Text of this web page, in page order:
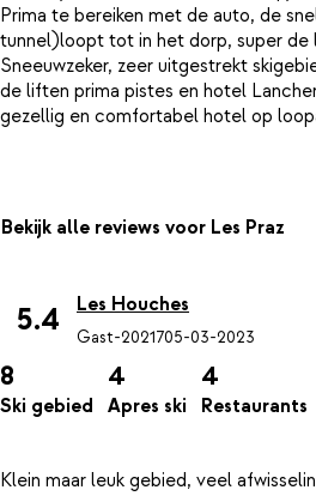
Prima te bereiken met de auto, de
tunnel)loopt tot in het dorp, super de
Sneeuwzeker, zeer uitgestrekt
de liften prima pistes en hotel
gezellig en comfortabel hotel op
Bekijk alle reviews voor Les Praz
5.4 Les Houches
Gast-2021705-03-2023
8
Ski gebied
4
Apres ski
4
Restaurants
Klein maar leuk gebied, veel